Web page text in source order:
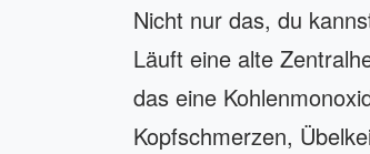
Nicht nur das, du
Läuft eine alte
das eine
Kopfschmerzen,